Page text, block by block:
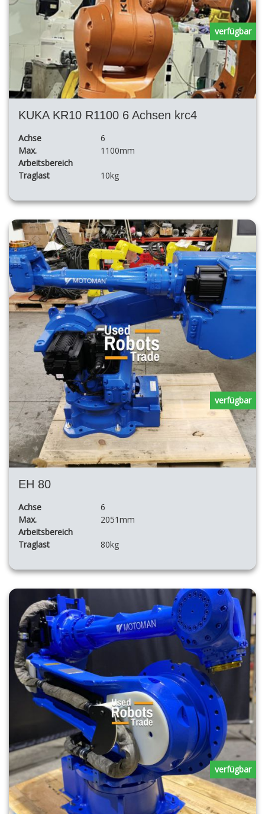
KUKA KR10 R1100 6 Achsen krc4
Achse
6
Max.
Arbeitsbereich
1100mm
Traglast 10kg
verfügbar
EH 80
Achse
6
Max.
Arbeitsbereich
2051mm
Traglast 80kg
verfügbar
verfügbar